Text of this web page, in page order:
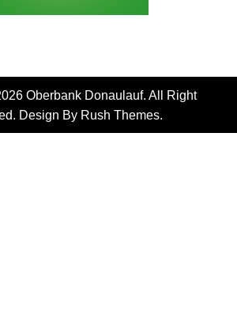
Oberbank Donaulauf. All Right
Design By Rush Themes.